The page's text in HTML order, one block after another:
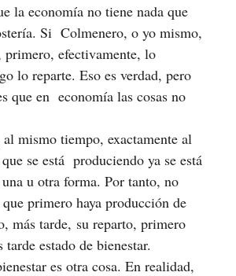
la economía no tiene nada que
Si Colmenero, o yo mismo,
primero, efectivamente, lo
lo reparte. Eso es verdad, pero
que en economía las cosas no
mismo tiempo, exactamente al
se está produciendo ya se está
u otra forma. Por tanto, no
primero haya producción de
más tarde, su reparto, primero
estado de bienestar.
es otra cosa. En realidad,